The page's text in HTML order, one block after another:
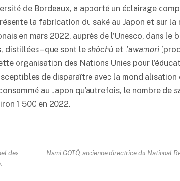
de Bordeaux, a apporté un éclairage
la fabrication du saké au Japon et sur la
en mars 2022, auprès de l’Unesco, dans le
distillées – que sont le shôchû et l’awamori
organisation des Nations Unies pour
de disparaître avec la mondialisation
au Japon qu’autrefois, le nombre de
1 500 en 2022.
des
Nami GOTÔ, ancienne directrice du National